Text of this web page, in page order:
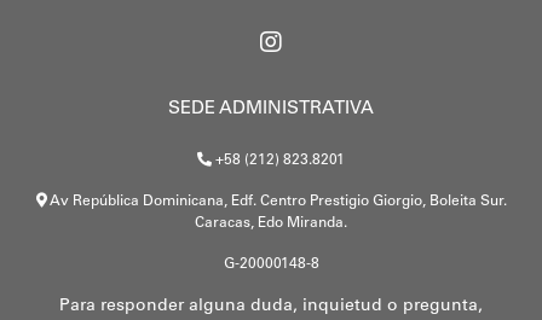
SEDE ADMINISTRATIVA
+58 (212) 823.8201
Av República Dominicana, Edf. Centro Prestigio Giorgio, Boleita Sur.
Caracas, Edo Miranda.
G-20000148-8
Para responder alguna duda, inquietud o pregunta,